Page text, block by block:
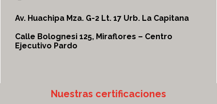
Av. Huachipa Mza. G-2 Lt. 17 Urb. La Capitana
Calle Bolognesi 125, Miraflores – Centro
Ejecutivo Pardo
Nuestras certificaciones